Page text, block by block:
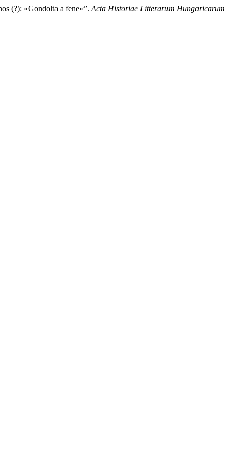
(?): »Gondolta a fene«”. Acta Historiae Litterarum Hungaricarum